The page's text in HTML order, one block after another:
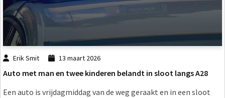
Erik Smit 13 maart 2026
Auto met man en twee kinderen belandt in sloot langs A28
Een auto is vrijdagmiddag van de weg geraakt en in een sloot